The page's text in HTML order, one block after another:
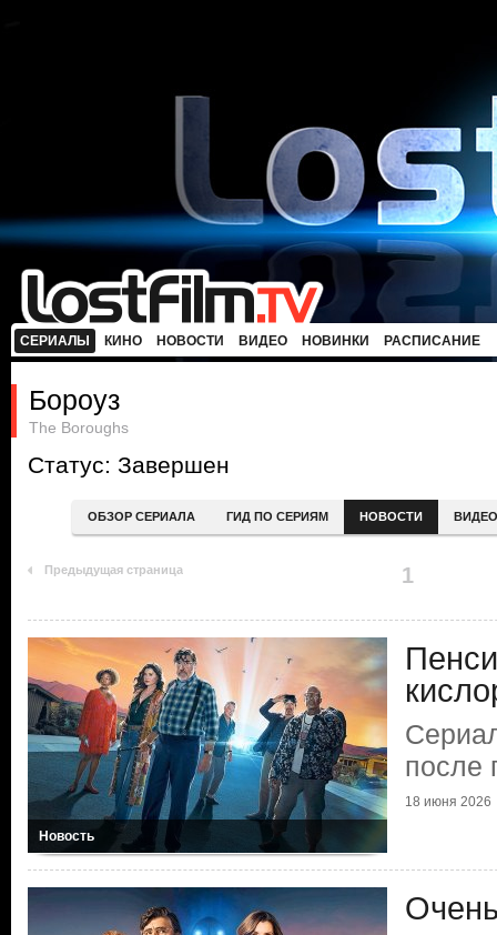
СЕРИАЛЫ КИНО НОВОСТИ ВИДЕО НОВИНКИ РАСПИСАНИЕ
Бороуз
The Boroughs
Статус: Завершен
ОБЗОР СЕРИАЛА ГИД ПО СЕРИЯМ НОВОСТИ ВИДЕО
Предыдущая страница 1
Новость
после
18 июня 2026